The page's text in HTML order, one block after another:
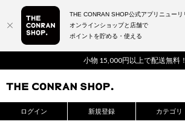
小物 15,000円以上で配送無料！
ログイン 新規登録 カテゴリ
THE CONRAN SHOP公式アプリニューリ
オンラインショップと店舗で
ポイントを貯める・使える